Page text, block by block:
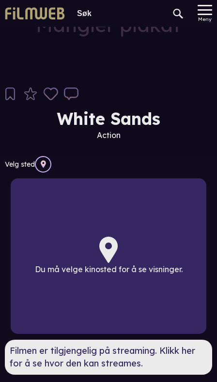
Meny
Mangler plakat
White Sands
Action
Velg sted
Du må velge kinosted for å se visninger.
Filmen er tilgjengelig på streaming. Klikk her
for å se hvor den kan streames.